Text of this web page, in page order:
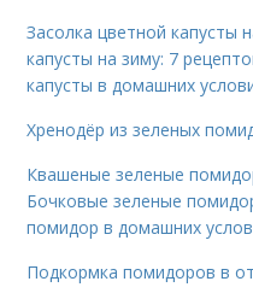
Засолка цветной капусты
капусты на зиму: 7
капусты в домашних
Хренодёр из зеленых
Квашеные зеленые
Бочковые зеленые
помидор в домашних
Подкормка помидоров в